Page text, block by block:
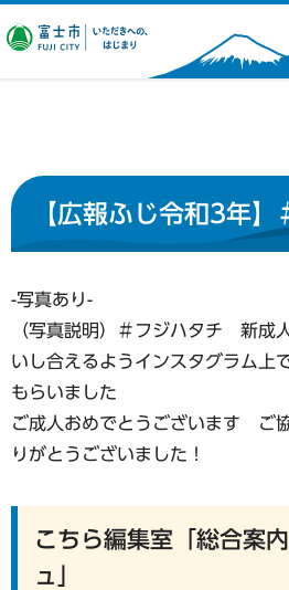
富士市 いただ
【広報ふじ令和3年】
-写真あり-
（写真説明）＃フジハタチ 新成
いし合えるようインスタグラム上
もらいました
ご成人おめでとうございます ご
りがとうございました！
こちら編集室「総合案
ュ」